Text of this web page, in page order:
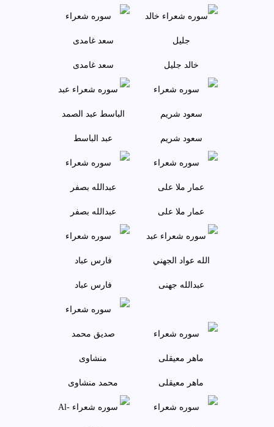
خالد جليل سعد غامدی
سعود شريم عبد الباسط
عمار ملا علی عبدالله بصفر
عبدالله جهنی فارس عباد
ماهر معيقلی محمد منشاوی